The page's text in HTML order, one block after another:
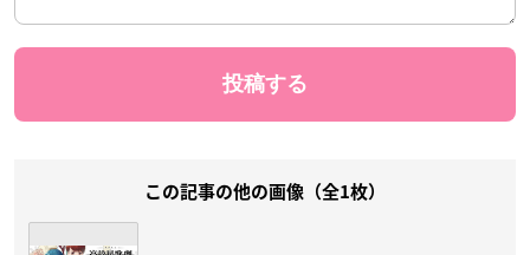
この記事の他の画像（全1枚）